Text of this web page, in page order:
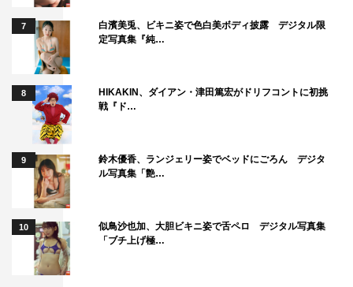
7
白濱美兎、ビキニ姿で色白美ボディ披露 デジタル限
定写真集『純…
8
HIKAKIN、ダイアン・津田篤宏がドリフコントに初挑
戦『ド…
9
鈴木優香、ランジェリー姿でベッドにごろん デジタ
ル写真集「艶…
10
似鳥沙也加、大胆ビキニ姿で舌ペロ デジタル写真集
「ブチ上げ極…